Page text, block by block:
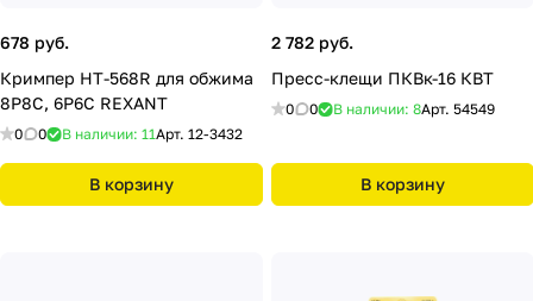
678 руб.
Кримпер HT-568R для обжима
8P8C, 6P6C REXANT
0 0 В наличии: 11Арт. 12-3432
В корзину
2 782 руб.
Пресс-клещи ПКВк-16 КВТ
0 0 В наличии: 8Арт. 54549
В корзину